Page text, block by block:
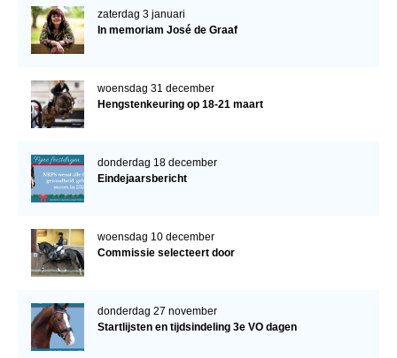
zaterdag 3 januari
In memoriam José de Graaf
woensdag 31 december
Hengstenkeuring op 18-21 maart
donderdag 18 december
Eindejaarsbericht
woensdag 10 december
Commissie selecteert door
donderdag 27 november
Startlijsten en tijdsindeling 3e VO dagen